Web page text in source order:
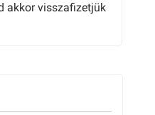
akkor visszafizetjük